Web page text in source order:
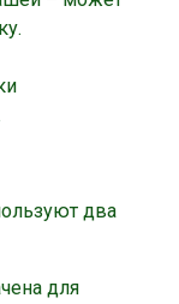
два
для